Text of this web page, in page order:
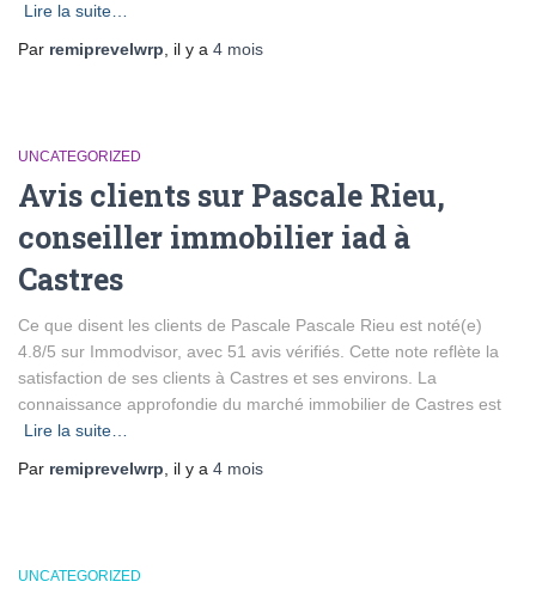
Lire la suite…
Par remiprevelwrp , il y a 4 mois
UNCATEGORIZED
Avis clients sur Pascale Rieu,
conseiller immobilier iad à
Castres
Ce que disent les clients de Pascale Pascale Rieu est noté(e)
4.8/5 sur Immodvisor, avec 51 avis vérifiés. Cette note reflète la
satisfaction de ses clients à Castres et ses environs. La
connaissance approfondie du marché immobilier de Castres est
Lire la suite…
Par remiprevelwrp , il y a 4 mois
UNCATEGORIZED